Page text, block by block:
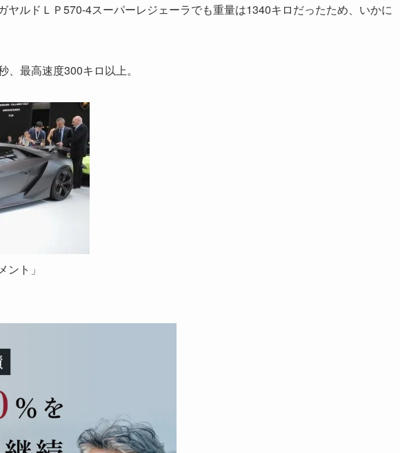
ルドＬＰ570‐4スーパーレジェーラでも重量は1340キロだったため、いかに
最高速度300キロ以上。
ト」